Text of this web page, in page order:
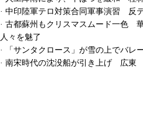
· 中印陸軍テロ対策合同軍事演習 反
· 古都蘇州もクリスマスムード一色
人々を魅了
·
「サンタクロース」が雪の上でバ
· 南宋時代の沈没船が引き上げ 広東